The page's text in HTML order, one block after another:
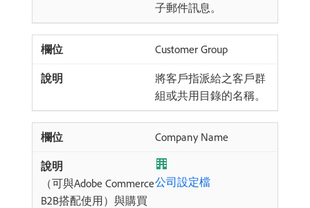
子郵件訊息。
Customer Group
將客戶指派給之客戶群
組或共用目錄的名稱。
Company Name
（可與Adobe Commerce
B2B搭配使用）與購買
公司設定檔